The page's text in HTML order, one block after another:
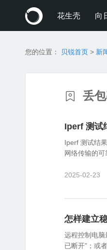
花生壳 向
您的位置： 贝锐首页 > 新
丢
Iperf 测试
Iperf 测试结
网络传输的可
2025-02-23
怎样建立
远程控制电脑
已断开”；或